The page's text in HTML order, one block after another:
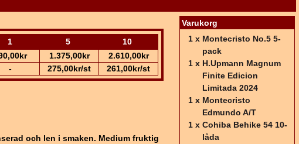
1 5
10
1.375,00kr
2.610,00kr
-
275,00kr/st 261,00kr/st
och len i smaken. Medium fruktig
Varukorg
1 x Montecristo No.5 5-
pack
1 x H.Upmann Magnum
Finite Edicion
Limitada 2024
1 x Montecristo
Edmundo A/T
1 x Cohiba Behike 54 10-
låda